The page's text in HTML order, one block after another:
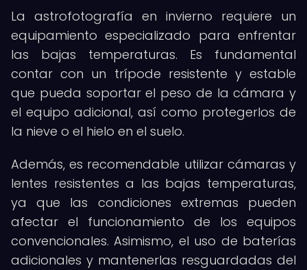
La astrofotografía en invierno requiere un
equipamiento especializado para enfrentar
las bajas temperaturas. Es fundamental
contar con un trípode resistente y estable
que pueda soportar el peso de la cámara y
el equipo adicional, así como protegerlos de
la nieve o el hielo en el suelo.
Además, es recomendable utilizar cámaras y
lentes resistentes a las bajas temperaturas,
ya que las condiciones extremas pueden
afectar el funcionamiento de los equipos
convencionales. Asimismo, el uso de baterías
adicionales y mantenerlas resguardadas del